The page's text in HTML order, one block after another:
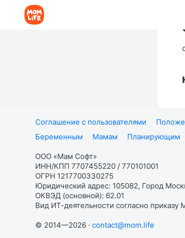
Соглашение с пользователями
Беременным
Мамам Планирующим
ООО «Мам Софт»
ИНН/КПП 7707455220 / 770101001
ОГРН 1217700330275
Юридический адрес: 105082, Город
ОКВЭД (основной): 62.01
Вид ИТ-деятельности согласно приказу
© 2014—2026 · contact@mom.life